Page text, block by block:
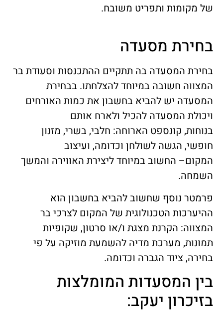
של מקומות ותפריט משובח.
בחירת מסעדה
בחירת המסעדה בה תתקיים ההתכנסות וסעודת בר
המצווה חשובה במיוחד להצלחתו. בבחירת
המסעדה יש להביא בחשבון את כמות האורחים
ויכולת המסעדה להכיל ולארח אותם
בנוחות, קונספט הארוחה: חלבי, בשרי, מזנון
חופשי, הגשה לשולחן וכדומה, ועיצוב
המקום– החשוב במיוחד ליצירת האווירה והמשך
השמחה.
פרמטר נוסף שחשוב להביא בחשבון הוא
ההיערכות הטכנולוגית של המקום לצרכי בר
המצווה: הקרנת מצגת ו/או סרטון, שקופיות
תמונות, מערכת מדיה להשמעת מוזיקה על פי
בחירה, ציוד הגברה וכדומה.
בין המסעדות המומלצות
בזיכרון יעקב: